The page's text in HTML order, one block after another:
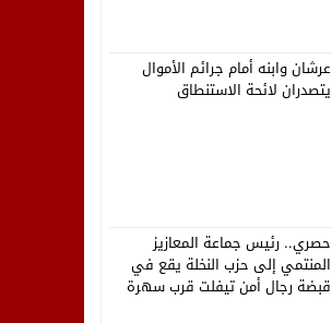
عرشان وابنه أمام جرائم الأموال
يتصدران لائحة الاستنطاق
حصري.. رئيس جماعة المعازيز
المنتمي إلى حزب النخلة يقع في
قبضة رجال أمن تيفلت قرب سهرة